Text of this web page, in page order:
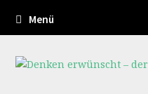
Menü